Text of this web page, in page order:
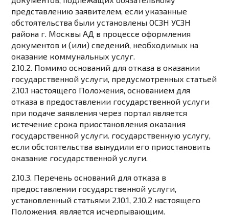
представлению заявителем, если указанные
обстоятельства были установлены ОСЗН УСЗН
района г. Москвы АД в процессе оформления
документов и (или) сведений, необходимых на
оказание коммунальных услуг.
2.10.2. Помимо оснований для отказа в оказании
государственной услуги, предусмотренных статьей
2.10.1 настоящего Положения, основанием для
отказа в предоставлении государственной услуги
при подаче заявления через портал является
истечение срока приостановления оказания
государственной услуги. государственную услугу,
если обстоятельства вынудили его приостановить
оказание государственной услуги.
2.10.3. Перечень оснований для отказа в
предоставлении государственной услуги,
установленный статьями 2.10.1, 2.10.2 настоящего
Положения, является исчерпывающим.